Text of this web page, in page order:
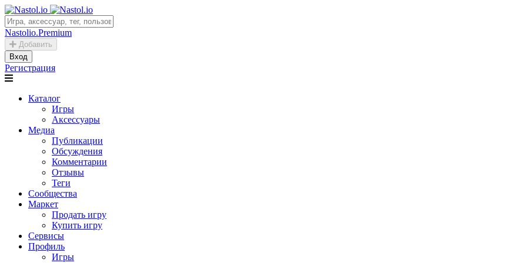
Nastolio.Premium
Добавить
Вход
Регистрация
Каталог
Игры
Аксессуары
Медиа
Публикации
Обсуждения
Комментарии
Отзывы
Теги
Сообщества
Маркет
Продать игру
Купить игру
Сервисы
Профиль
Игры